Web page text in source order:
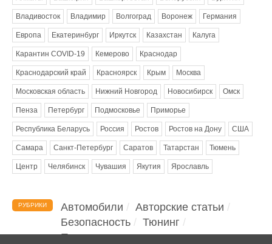
Владивосток Владимир Волгоград Воронеж Германия
Европа Екатеринбург Иркутск Казахстан Калуга
Карантин COVID-19 Кемерово Краснодар
Краснодарский край Красноярск Крым Москва
Московская область Нижний Новгород Новосибирск Омск
Пенза Петербург Подмосковье Приморье
Республика Беларусь Россия Ростов Ростов на Дону США
Самара Санкт-Петербург Саратов Татарстан Тюмень
Центр Челябинск Чувашия Якутия Ярославль
РУБРИКИ Автомобили
Авторские статьи
Безопасность
Тюнинг
Помощь водителю